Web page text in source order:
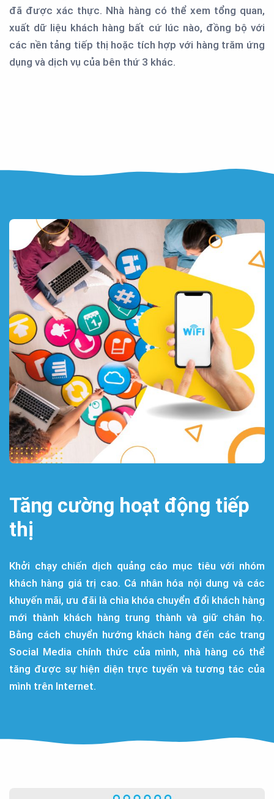
đã được xác thực. Nhà hàng có thể xem tổng quan,
xuất dữ liệu khách hàng bất cứ lúc nào, đồng bộ với
các nền tảng tiếp thị hoặc tích hợp với hàng trăm ứng
dụng và dịch vụ của bên thứ 3 khác.
Tăng cường hoạt động tiếp
thị
Khởi chạy chiến dịch quảng cáo mục tiêu với nhóm
khách hàng giá trị cao. Cá nhân hóa nội dung và các
khuyến mãi, ưu đãi là chìa khóa chuyển đổi khách hàng
mới thành khách hàng trung thành và giữ chân họ.
Bằng cách chuyển hướng khách hàng đến các trang
Social Media chính thức của mình, nhà hàng có thể
tăng được sự hiện diện trực tuyến và tương tác của
mình trên Internet.